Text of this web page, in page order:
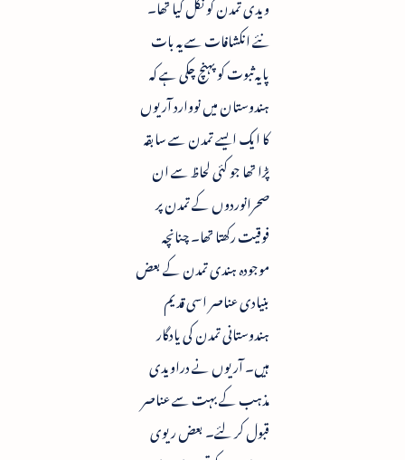
نئے انکشافات سے یہ بات
پایہ ثبوت کو پہنچ چکی ہے کہ
ہندوستان میں نووارد آریوں
کا ایک ایسے تمدن سے سابقہ
پڑا تھا جو کئی لحاظ سے ان
صحرانوردوں کے تمدن پر
فوقیت رکھتا تھا۔ چنانچہ
موجودہ ہندی تمدن کے بعض
بنیادی عناصر اسی قدیم
ہندوستانی تمدن کی یادگار
ہیں۔ آریوں نے دراویدی
مذہب کے بہت سے عناصر
قبول کر لئے۔ بعض ریوی